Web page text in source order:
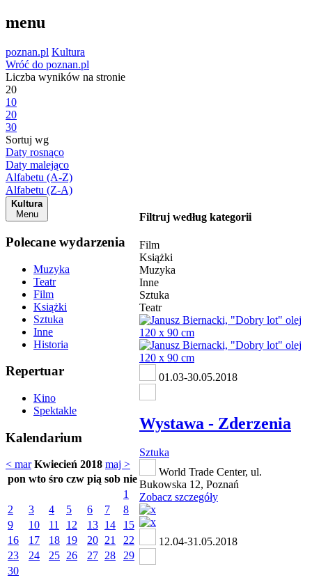
menu
poznan.pl Kultura
Wróć do poznan.pl
Liczba wyników na stronie
20
10
20
30
Sortuj wg
Daty rosnąco
Daty malejąco
Alfabetu (A-Z)
Alfabetu (Z-A)
Kultura
Menu
Polecane wydarzenia
Muzyka
Teatr
Film
Książki
Sztuka
Inne
Historia
Repertuar
Kino
Spektakle
Kalendarium
< mar Kwiecień 2018 maj >
pon wto śro czw pią sob nie
1
2
3 4 5 6 7
8
9
10 11 12 13 14
15
16
17 18 19 20 21
22
23
24 25 26 27 28
29
30
Filtruj według kategorii
Film
Książki
Muzyka
Inne
Sztuka
Teatr
01.03-30.05.2018
Wystawa - Zderzenia
Sztuka
World Trade Center, ul.
Bukowska 12, Poznań
Zobacz szczegóły
12.04-31.05.2018